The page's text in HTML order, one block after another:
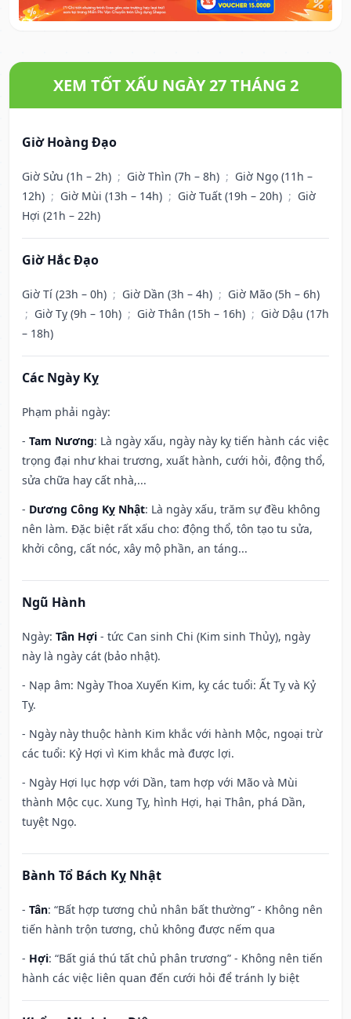
XEM TỐT XẤU NGÀY 27 THÁNG 2
Giờ Hoàng Đạo
Giờ Sửu (1h – 2h) ; Giờ Thìn (7h – 8h) ; Giờ Ngọ (11h –
12h) ; Giờ Mùi (13h – 14h) ; Giờ Tuất (19h – 20h) ; Giờ
Hợi (21h – 22h)
Giờ Hắc Đạo
Giờ Tí (23h – 0h) ; Giờ Dần (3h – 4h) ; Giờ Mão (5h – 6h)
; Giờ Tỵ (9h – 10h) ; Giờ Thân (15h – 16h) ; Giờ Dậu (17h
– 18h)
Các Ngày Kỵ
Phạm phải ngày:
- Tam Nương: Là ngày xấu, ngày này kỵ tiến hành các việc
trọng đại như khai trương, xuất hành, cưới hỏi, động thổ,
sửa chữa hay cất nhà,...
- Dương Công Kỵ Nhật: Là ngày xấu, trăm sự đều không
nên làm. Đặc biệt rất xấu cho: động thổ, tôn tạo tu sửa,
khởi công, cất nóc, xây mộ phần, an táng...
Ngũ Hành
Ngày: Tân Hợi - tức Can sinh Chi (Kim sinh Thủy), ngày
này là ngày cát (bảo nhật).
- Nạp âm: Ngày Thoa Xuyến Kim, kỵ các tuổi: Ất Tỵ và Kỷ
Tỵ.
- Ngày này thuộc hành Kim khắc với hành Mộc, ngoại trừ
các tuổi: Kỷ Hợi vì Kim khắc mà được lợi.
- Ngày Hợi lục hợp với Dần, tam hợp với Mão và Mùi
thành Mộc cục. Xung Tỵ, hình Hợi, hại Thân, phá Dần,
tuyệt Ngọ.
Bành Tổ Bách Kỵ Nhật
- Tân: “Bất hợp tương chủ nhân bất thường” - Không nên
tiến hành trộn tương, chủ không được nếm qua
- Hợi: “Bất giá thú tất chủ phân trương” - Không nên tiến
hành các việc liên quan đến cưới hỏi để tránh ly biệt